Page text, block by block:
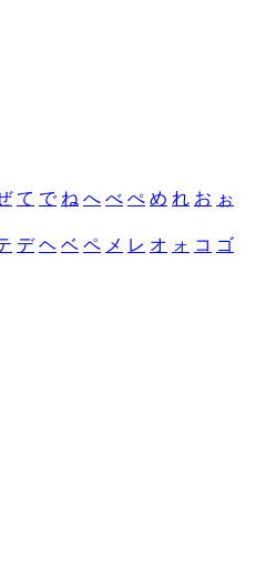
て で ね へ べ ぺ め れ お ぉ
デ ヘ ベ ペ メ レ オ ォ コ ゴ